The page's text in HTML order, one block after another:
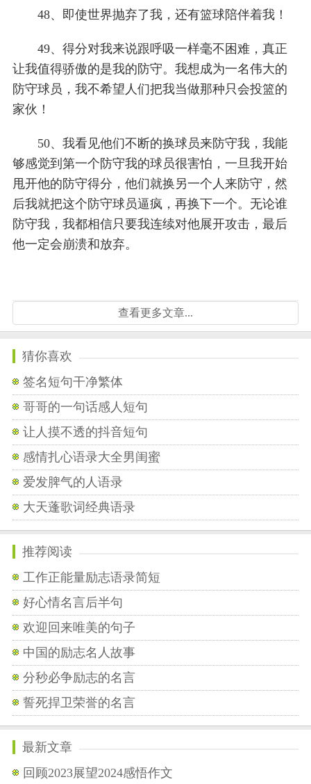
48、即使世界抛弃了我，还有篮球陪伴着我！
49、得分对我来说跟呼吸一样毫不困难，真正
让我值得骄傲的是我的防守。我想成为一名伟大的
防守球员，我不希望人们把我当做那种只会投篮的
家伙！
50、我看见他们不断的换球员来防守我，我能
够感觉到第一个防守我的球员很害怕，一旦我开始
甩开他的防守得分，他们就换另一个人来防守，然
后我就把这个防守球员逼疯，再换下一个。无论谁
防守我，我都相信只要我连续对他展开攻击，最后
他一定会崩溃和放弃。
查看更多文章...
猜你喜欢
签名短句干净繁体
哥哥的一句话感人短句
让人摸不透的抖音短句
感情扎心语录大全男闺蜜
爱发脾气的人语录
大天蓬歌词经典语录
推荐阅读
工作正能量励志语录简短
好心情名言后半句
欢迎回来唯美的句子
中国的励志名人故事
分秒必争励志的名言
誓死捍卫荣誉的名言
最新文章
回顾2023展望2024感悟作文